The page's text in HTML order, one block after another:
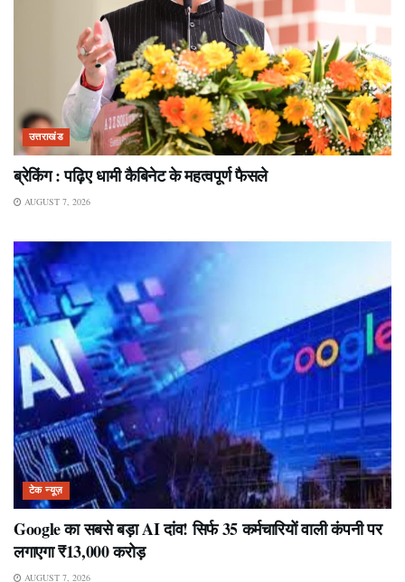
उत्तराखंड
ब्रेकिंग : पढ़िए धामी कैबिनेट के महत्वपूर्ण फैसले
AUGUST 7, 2026
टेक न्यूज़
Google का सबसे बड़ा AI दांव! सिर्फ 35 कर्मचारियों वाली कंपनी पर
लगाएगा ₹13,000 करोड़
AUGUST 7, 2026